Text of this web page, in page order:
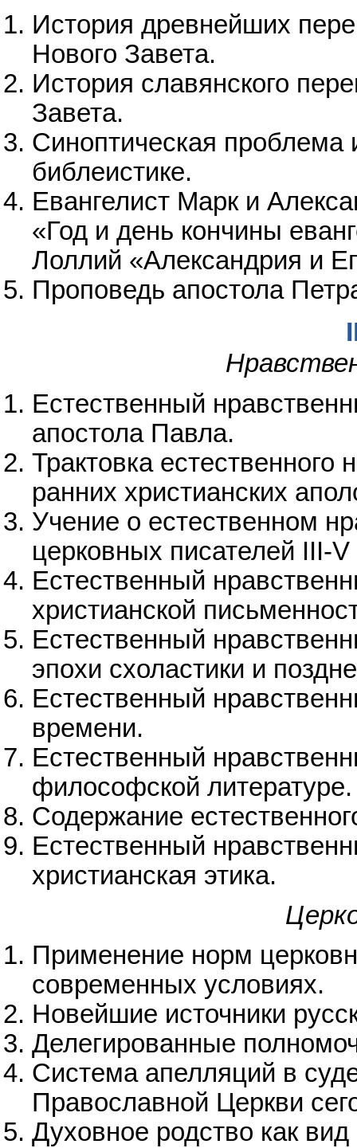
История древнейших
Нового Завета.
История славянского
Завета.
Синоптическая
библеистике.
Евангелист Марк и
«Год и день кончины
Лоллий «Александрия и
Проповедь апостола
Естественный
апостола Павла.
Трактовка естественного
ранних христианских
Учение о естественном
церковных писателей III-V
Естественный
христианской
Естественный
эпохи схоластики и
Естественный
времени.
Естественный
философской литературе.
Содержание
Естественный
христианская этика.
Применение норм
современных условиях.
Новейшие источники
Делегированные
Система апелляций в
Православной Церкви
Духовное родство как